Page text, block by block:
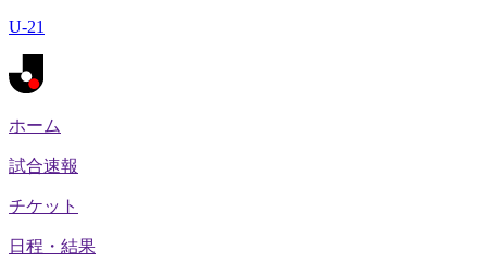
U-21
ホーム
試合速報
チケット
日程・結果